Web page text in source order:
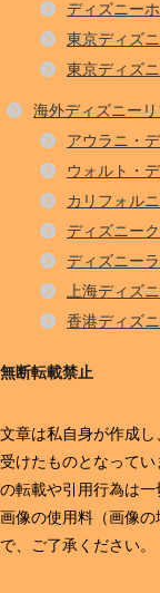
ディズニー
東京ディズ
東京ディズ
海外ディズニーリ
アウラニ・
ウォルト・
カリフォル
ディズニー
ディズニー
上海ディズ
香港ディズ
無断転載禁止
文章は私自身が作成
受けたものとなって
の転載や引用行為は
画像の使用料（画像
で、ご了承ください。